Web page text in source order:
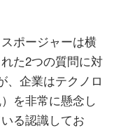
ポージャーは横
た2つの質問に対
、企業はテクノロ
を非常に懸念し
る認識してお